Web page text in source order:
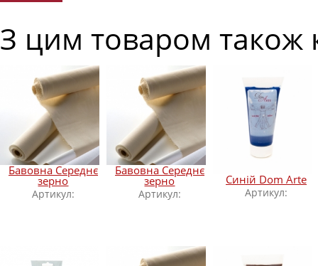
З цим товаром також
Бавовна Середнє
зерно
Артикул:
Бавовна Середнє
зерно
Артикул:
Синій Dom Arte
Артикул: